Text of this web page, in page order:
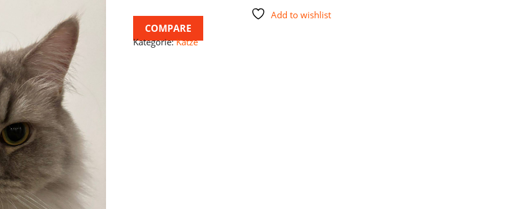
Add to wishlist
COMPARE
Kategorie:Katze